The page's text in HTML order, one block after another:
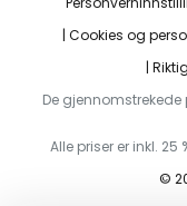
Cookies og
De
Alle priser er inkl. 25
©